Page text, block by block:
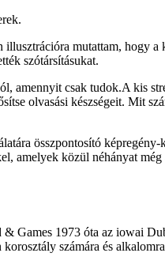
mutattam, hogy a
szótársításukat.
amennyit csak tudok.A kis
olvasási készségeit. Mit
összpontosító
amelyek közül néhányat
Games 1973 óta az iowai
számára és